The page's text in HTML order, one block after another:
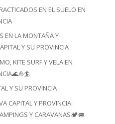
EN EL SUELO EN
EN LA MONTAÑA Y
Y SU PROVINCIA
KITE SURF Y VELA EN
Y SU PROVINCIA
CAPITAL Y PROVINCIA:
Y CARAVANAS🏕️🚐